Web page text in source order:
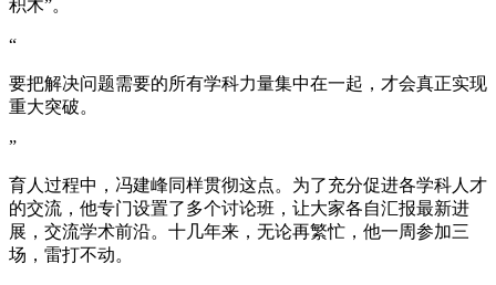
积木”。
“
要把解决问题需要的所有学科力量集中在一起，才会真正实现
重大突破。
”
育人过程中，冯建峰同样贯彻这点。为了充分促进各学科人才
的交流，他专门设置了多个讨论班，让大家各自汇报最新进
展，交流学术前沿。十几年来，无论再繁忙，他一周参加三
场，雷打不动。